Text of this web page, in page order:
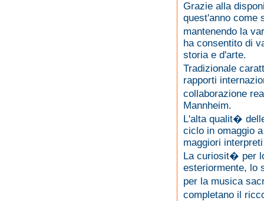
Grazie alla
quest'anno come
mantenendo la
ha consentito di
storia e d'arte.
Tradizionale
rapporti
collaborazione
Mannheim.
L'alta qualit�
ciclo in omaggio
maggiori
La curiosit� per
esteriormente, lo
per la musica
completano il